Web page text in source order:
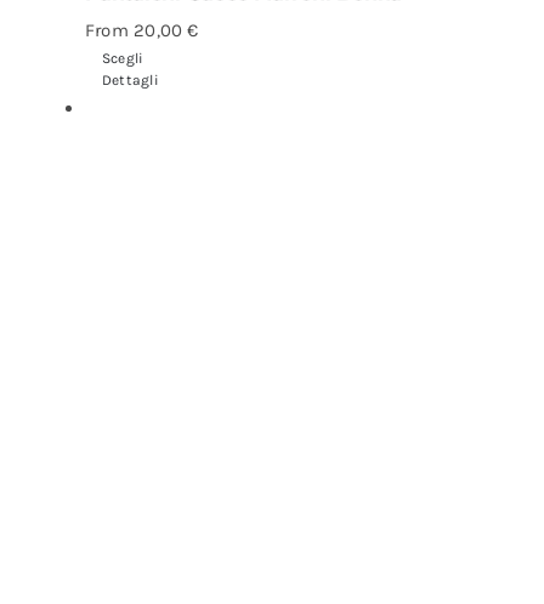
From 20,00€
Scegli
Dettagli